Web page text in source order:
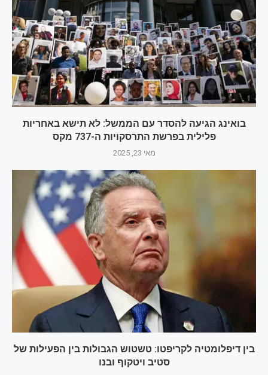
בואינג הגיעה להסדר עם הממשל: לא תישא באחריות
פלילית בפרשת התרסקויות ה-737 מקס
מאי 23, 2025
בין דיפלומטיה לקריפטו: טשטוש הגבולות בין הפעילות של
סטיב ויטקוף ובנו